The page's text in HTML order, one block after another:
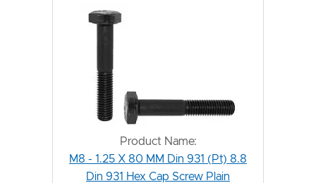
Product Name:
M8 - 1.25 X 80 MM Din 931 (Pt) 8.8
Din 931 Hex Cap Screw Plain